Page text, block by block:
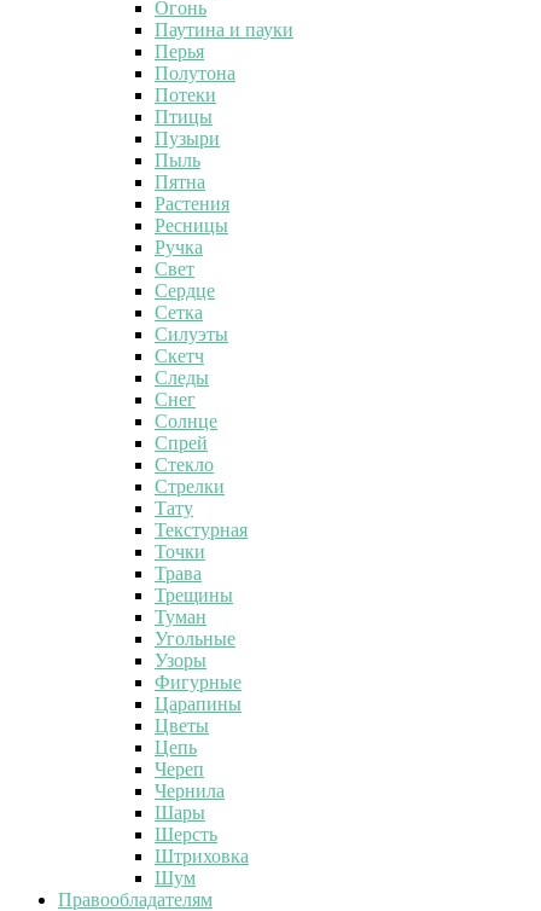
Огонь
Паутина и пауки
Перья
Полутона
Потеки
Птицы
Пузыри
Пыль
Пятна
Растения
Ресницы
Ручка
Свет
Сердце
Сетка
Силуэты
Скетч
Следы
Снег
Солнце
Спрей
Стекло
Стрелки
Тату
Текстурная
Точки
Трава
Трещины
Туман
Угольные
Узоры
Фигурные
Царапины
Цветы
Цепь
Череп
Чернила
Шары
Шерсть
Штриховка
Шум
Правообладателям